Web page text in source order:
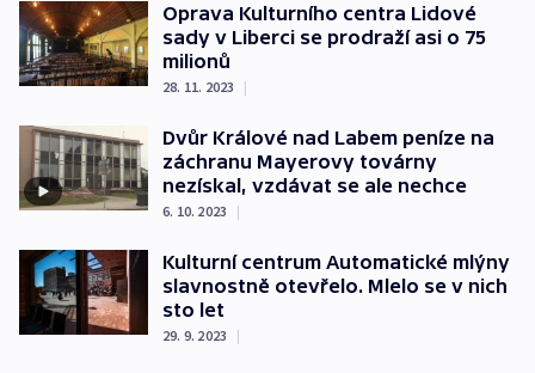
Oprava Kulturního centra Lidové
sady v Liberci se prodraží asi o 75
milionů
28. 11. 2023 |
Dvůr Králové nad Labem peníze na
záchranu Mayerovy továrny
nezískal, vzdávat se ale nechce
6. 10. 2023 |
Kulturní centrum Automatické mlýny
slavnostně otevřelo. Mlelo se v nich
sto let
29. 9. 2023 |